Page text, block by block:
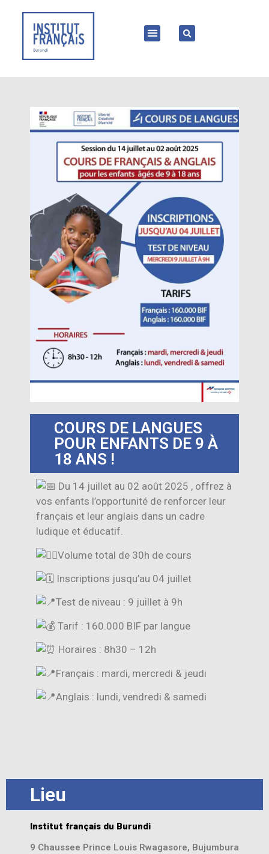
COURS DE LANGUES
POUR ENFANTS DE 9 À
18 ANS !
Du 14 juillet au 02 août 2025 , offrez à
vos enfants l’opportunité de renforcer leur
français et leur anglais dans un cadre
ludique et éducatif.
Volume total de 30h de cours
Inscriptions jusqu’au 04 juillet
Test de niveau : 9 juillet à 9h
Tarif : 160.000 BIF par langue
Horaires : 8h30 – 12h
Français : mardi, mercredi & jeudi
Anglais : lundi, vendredi & samedi
Lieu
Institut français du Burundi
9 Chaussee Prince Louis Rwagasore, Bujumbura